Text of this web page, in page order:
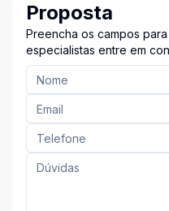
Proposta
Preencha os campos
especialistas entre em